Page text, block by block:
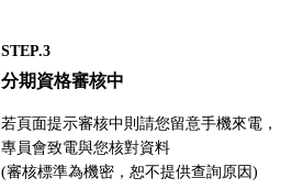
STEP.3
分期資格審核中
若頁面提示審核中則請您留意手機來電，
專員會致電與您核對資料
(審核標準為機密，恕不提供查詢原因)